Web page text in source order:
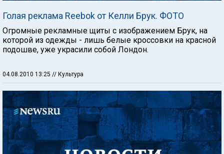
Голая реклама Reebok от Келли Брук. ФОТО
Огромные рекламные щиты с изображением Брук, на
которой из одежды - лишь белые кроссовки на красной
подошве, уже украсили собой Лондон.
04.08.2010 13:25 // Культура